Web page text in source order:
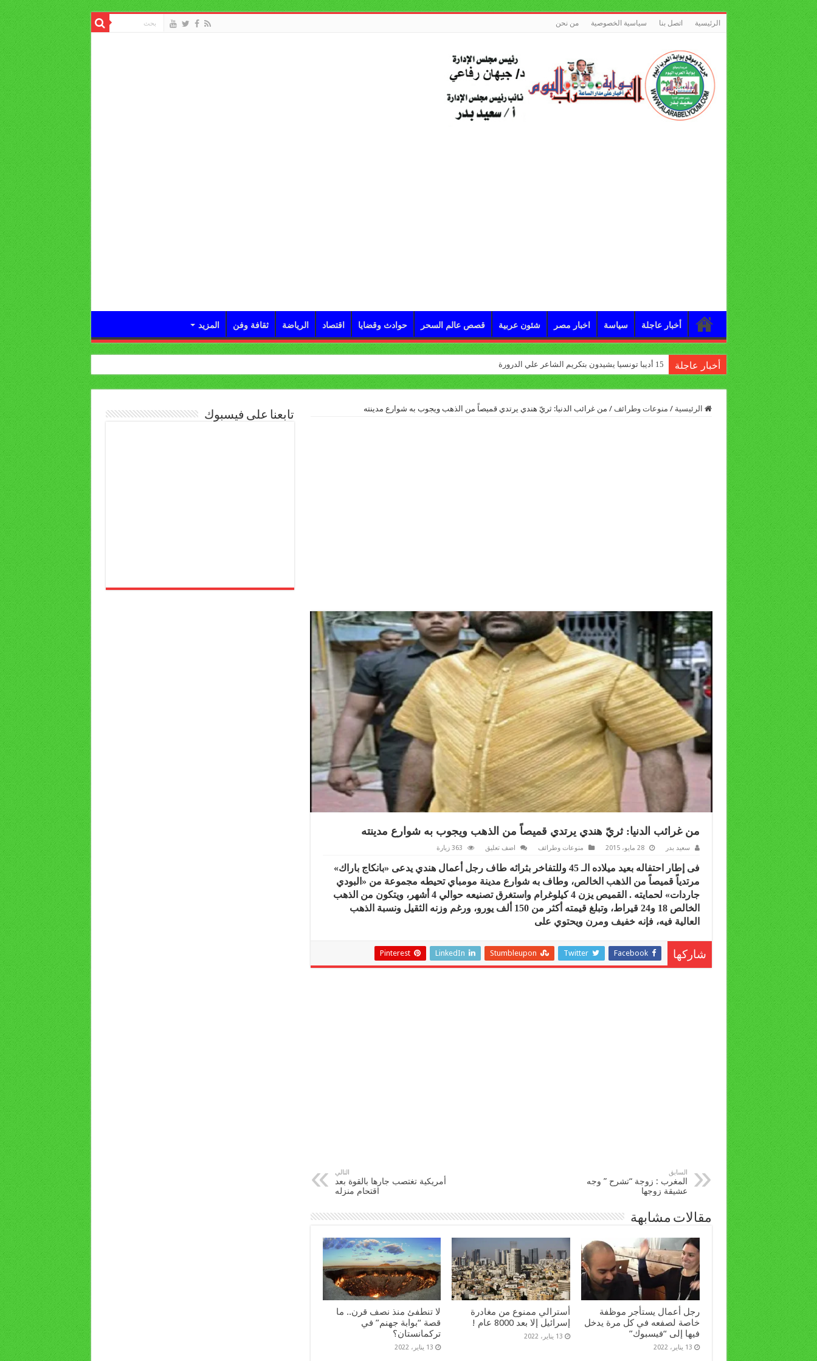
الرئيسية اتصل بنا سياسية الخصوصية من نحن
أخبار عاجلة سياسة اخبار مصر شئون عربية قصص عالم السحر حوادث وقضايا اقتصاد الرياضة ثقافة وفن المزيد
أخبار عاجلة 15 أديبا تونسيا يشيدون بتكريم الشاعر علي الدرورة
الرئيسية / منوعات وطرائف / من غرائب الدنيا: ثريّ هندي يرتدي قميصاً من الذهب ويجوب به شوارع مدينته
من غرائب الدنيا: ثريّ هندي يرتدي قميصاً من الذهب ويجوب به شوارع مدينته
سعيد بدر 28 مايو، 2015 منوعات وطرائف اضف تعليق 363 زيارة
فى إطار احتفاله بعيد ميلاده الـ 45 وللتفاخر بثرائه طاف رجل أعمال هندي يدعى «بانكاج باراك»
مرتدياً قميصاً من الذهب الخالص، وطاف به شوارع مدينة مومباي تحيطه مجموعة من «البودي
جاردات» لحمايته . القميص يزن 4 كيلوغرام واستغرق تصنيعه حوالي 4 أشهر، ويتكون من الذهب
الخالص 18 و24 قيراط، وتبلغ قيمته أكثر من 150 ألف يورو، ورغم وزنه الثقيل ونسبة الذهب
العالية فيه، فإنه خفيف ومرن ويحتوي على
شاركها Facebook
Twitter
Stumbleupon
LinkedIn
Pinterest
السابق
المغرب : زوجة “تشرح ” وجه
عشيقة زوجها
التالي
أمريكية تغتصب جارها بالقوة بعد
اقتحام منزله
مقالات مشابهة
رجل أعمال يستأجر موظفة
خاصة لصفعه في كل مرة يدخل
فيها إلى “فيسبوك”
13 يناير، 2022
أسترالي ممنوع من مغادرة
إسرائيل إلا بعد 8000 عام !
13 يناير، 2022
لا تنطفئ منذ نصف قرن.. ما
قصة “بوابة جهنم” في
تركمانستان؟
13 يناير، 2022
تابعنا على فيسبوك